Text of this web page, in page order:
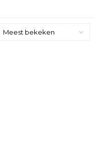
Meest bekeken